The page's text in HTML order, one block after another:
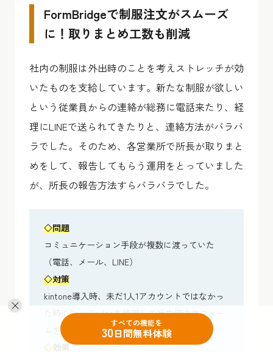
FormBridgeで制服注文がスムーズ
に！取りまとめ工数も削減
社内の制服は外出時のことを考えストレッチが効
いたものを支給しています。新たな制服が欲しい
という従業員からの連絡が総務に電話来たり、経
理にLINEで送られてきたりと、連絡方法がバラバ
ラでした。そのため、各営業所で所長が取りまと
めをして、報告してもらう運用をとっていました
が、所長の報告方法すらバラバラでした。
◇問題
コミュニケーション手段が複数に渡っていた
（電話、メール、LINE）
◇対策
kintone導入時、未だ1人1アカウントではなかっ
た時にFormBridgeを使用して社内用注文フォー
ムを作成した
◇効果
すべての機能を
30日間無料体験